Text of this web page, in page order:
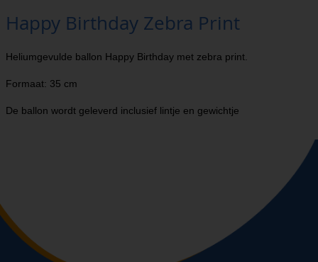
Happy Birthday Zebra Print
Heliumgevulde ballon Happy Birthday met zebra print.
Formaat: 35 cm
De ballon wordt geleverd inclusief lintje en gewichtje